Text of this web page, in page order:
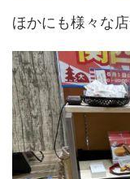
ほかにも様々な